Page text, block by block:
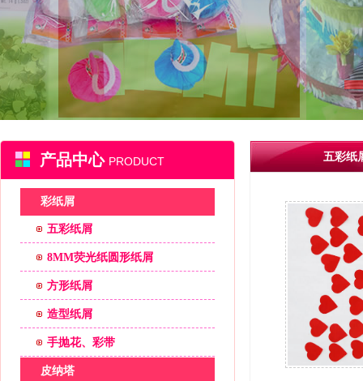
产品中心 PRODUCT
彩纸屑
五彩纸屑
8MM荧光纸圆形纸屑
方形纸屑
造型纸屑
手抛花、彩带
皮纳塔
五彩纸